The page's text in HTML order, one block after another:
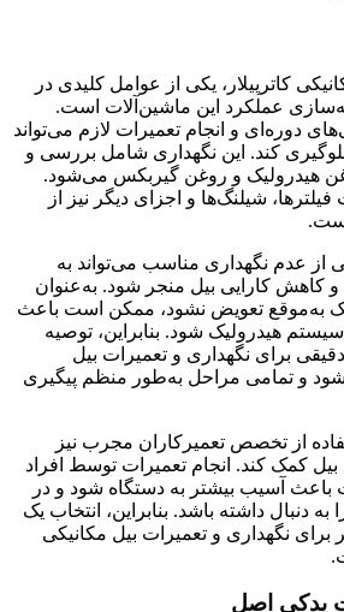
یکی از عوامل کلیدی در
این ماشین‌آلات است.
انجام تعمیرات لازم می‌تواند
این نگهداری شامل بررسی و
و روغن گیربکس می‌شود.
و اجزای دیگر نیز از
مناسب می‌تواند به
بیل منجر شود. به‌عنوان
نشود، ممکن است باعث
شود. بنابراین، توصیه
و تعمیرات بیل
مراحل به‌طور منظم پیگیری
تعمیرکاران مجرب نیز
انجام تعمیرات توسط افراد
به دستگاه شود و در
باشد. بنابراین، انتخاب یک
و تعمیرات بیل مکانیکی